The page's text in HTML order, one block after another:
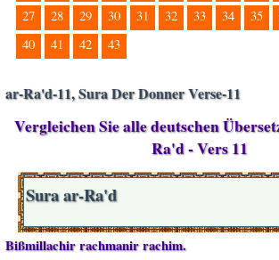
27
28 29 30 31 32 33 34 35
40
41 42 43
ar-Ra'd-11, Sura Der Donner Verse-11
Vergleichen Sie alle deutschen
Ra'd - Vers 11
Sura ar-Ra'd
Bißmillachir rachmanir rachim.